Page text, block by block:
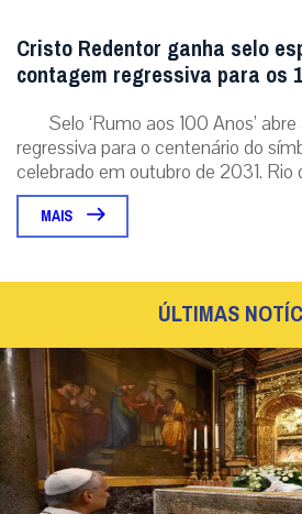
Cristo Redentor ganha selo
contagem regressiva para os
Selo ‘Rumo aos 100 Anos’
regressiva para o centenário do
celebrado em outubro de 2031. Rio
MAIS
ÚLTIMAS